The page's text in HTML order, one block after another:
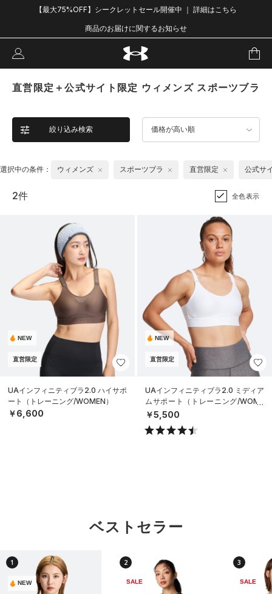
【最大75%OFF】シークレットセール開催中 ｜ 詳細はこちら
商品のお届けに関するお知らせ
直営限定＋公式サイト限定 ウィメンズ スポーツブラ
絞り込み検索 価格が高い順
選択中の条件： ウィメンズ スポーツブラ 直営限定 公式サ
2件 全色表示
NEW
直営限定
UAインフィニティブラ2.0 ハイサポ
ート（トレーニング/WOMEN）
￥6,600
NEW
直営限定
UAインフィニティブラ2.0 ミディア
ムサポート（トレーニング/WOME
N）
￥5,500
ベストセラー
1
NEW
2
SALE
3
SALE